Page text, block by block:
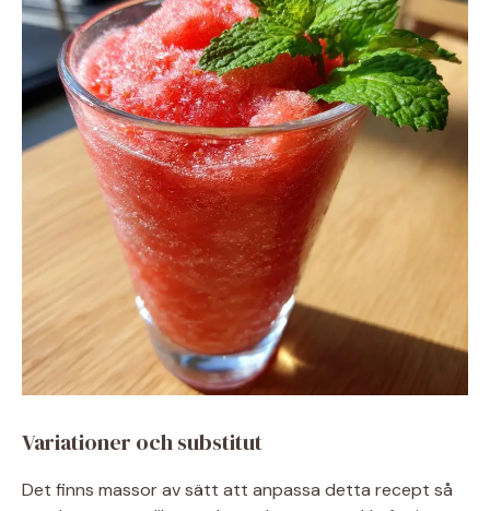
Variationer och substitut
Det finns massor av sätt att anpassa detta recept så